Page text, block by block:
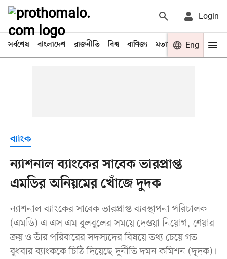
Login
সর্বশেষ বাংলাদেশ রাজনীতি বিশ্ব বাণিজ্য মতামত খেলা
Eng
ব্যাংক
ন্যাশনাল ব্যাংকের সাবেক ভারপ্রাপ্ত
এমডির অনিয়মের খোঁজে দুদক
ন্যাশনাল ব্যাংকের সাবেক ভারপ্রাপ্ত ব্যবস্থাপনা পরিচালক
(এমডি) এ এস এম বুলবুলের সময়ে দেওয়া নিয়োগ, শেয়ার
ক্রয় ও তাঁর পরিবারের সদস্যদের বিষয়ে তথ্য চেয়ে গত
বুধবার ব্যাংককে চিঠি দিয়েছে দুর্নীতি দমন কমিশন (দুদক)।